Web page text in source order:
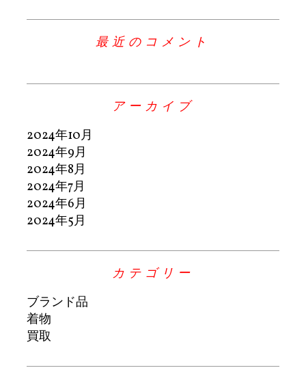
最近のコメント
アーカイブ
2024年10月
2024年9月
2024年8月
2024年7月
2024年6月
2024年5月
カテゴリー
ブランド品
着物
買取